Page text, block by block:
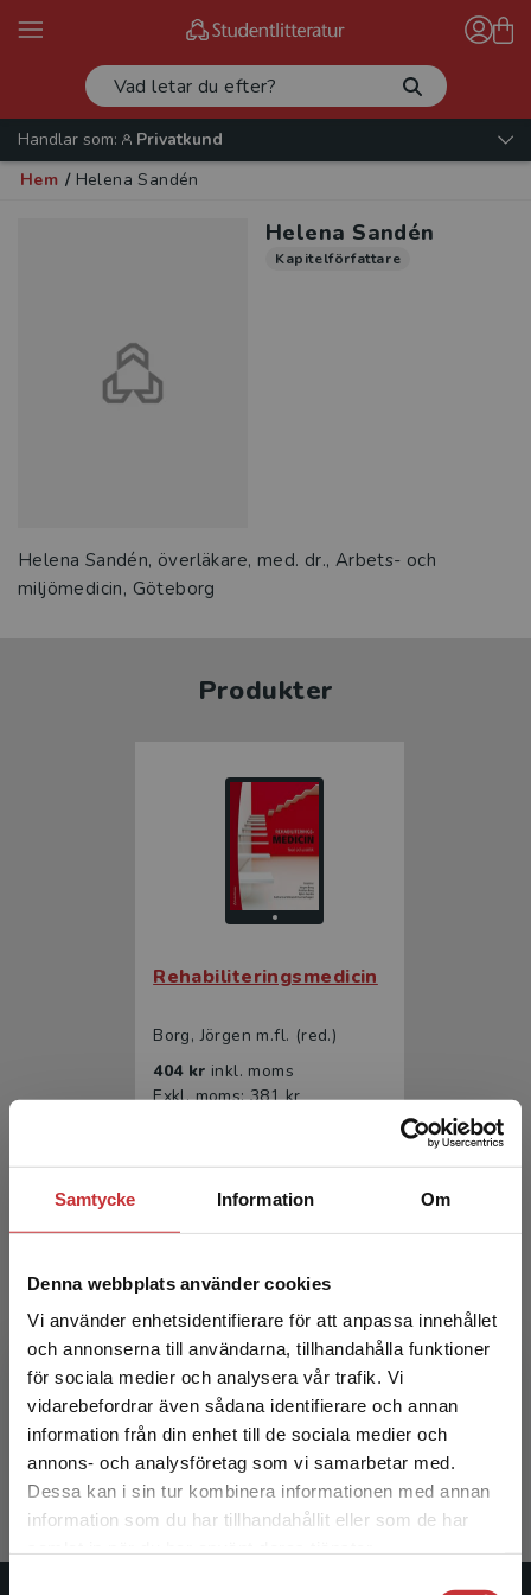
Samtycke Information Om
Denna webbplats använder cookies
Vi använder enhetsidentifierare för att anpassa innehållet
och annonserna till användarna, tillhandahålla funktioner
för sociala medier och analysera vår trafik. Vi
vidarebefordrar även sådana identifierare och annan
information från din enhet till de sociala medier och
annons- och analysföretag som vi samarbetar med.
Dessa kan i sin tur kombinera informationen med annan
information som du har tillhandahållit eller som de har
Begränsad fraktregion
Det verkar som att du besöker
studentlitteratur.se via en enhet utanför Sverige.
Vi erbjuder inte leveranser utanför Sverige. För
Handlar som:
Privatkund
Hem / Helena Sandén
Helena Sandén
Kapitelförfattare
Helena Sandén, överläkare, med. dr., Arbets- och
miljömedicin, Göteborg
Produkter
Rehabiliteringsmedicin
Borg, Jörgen m.fl. (red.)
404 kr inkl. moms
Exkl. moms: 381 kr
Rehabiliteringsmedicin
Borg, Jörgen m.fl. (red.)
633 krinkl. moms
Exkl. moms: 597 kr